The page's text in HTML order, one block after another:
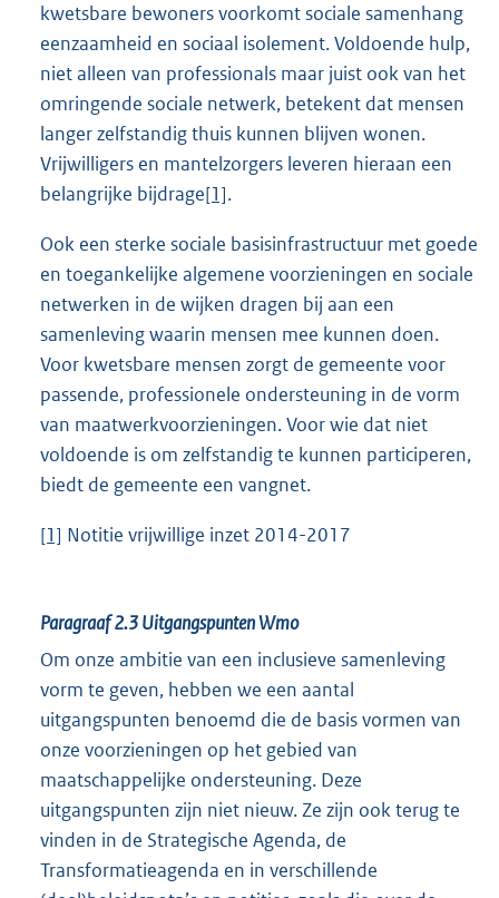
kwetsbare bewoners voorkomt sociale samenhang
eenzaamheid en sociaal isolement. Voldoende hulp,
niet alleen van professionals maar juist ook van het
omringende sociale netwerk, betekent dat mensen
langer zelfstandig thuis kunnen blijven wonen.
Vrijwilligers en mantelzorgers leveren hieraan een
belangrijke bijdrage[1].
Ook een sterke sociale basisinfrastructuur met goede
en toegankelijke algemene voorzieningen en sociale
netwerken in de wijken dragen bij aan een
samenleving waarin mensen mee kunnen doen.
Voor kwetsbare mensen zorgt de gemeente voor
passende, professionele ondersteuning in de vorm
van maatwerkvoorzieningen. Voor wie dat niet
voldoende is om zelfstandig te kunnen participeren,
biedt de gemeente een vangnet.
[1] Notitie vrijwillige inzet 2014-2017
Paragraaf 2.3Uitgangspunten Wmo
Om onze ambitie van een inclusieve samenleving
vorm te geven, hebben we een aantal
uitgangspunten benoemd die de basis vormen van
onze voorzieningen op het gebied van
maatschappelijke ondersteuning. Deze
uitgangspunten zijn niet nieuw. Ze zijn ook terug te
vinden in de Strategische Agenda, de
Transformatieagenda en in verschillende